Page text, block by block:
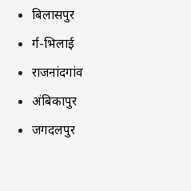
बिलासपुर
दुर्ग-भिलाई
राजनांदगांव
अंबिकापुर
जगदलपुर